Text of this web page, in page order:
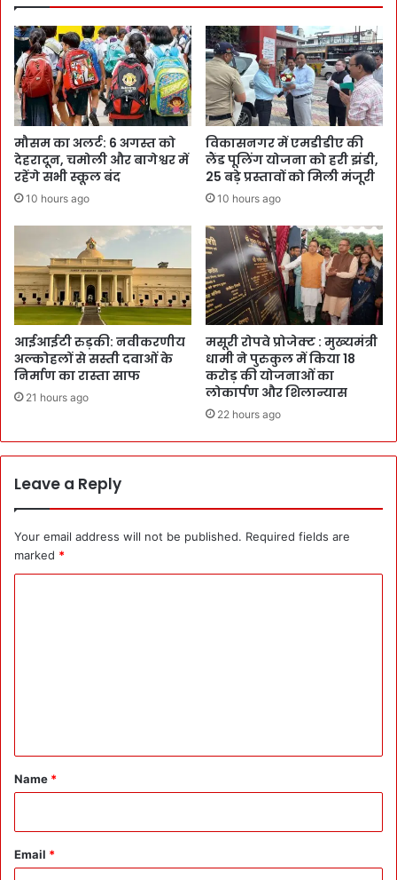
मौसम का अलर्ट: 6 अगस्त को
देहरादून, चमोली और बागेश्वर में
रहेंगे सभी स्कूल बंद
10 hours ago
विकासनगर में एमडीडीए की
लैंड पूलिंग योजना को हरी झंडी,
25 बड़े प्रस्तावों को मिली मंजूरी
10 hours ago
आईआईटी रुड़की: नवीकरणीय
अल्कोहलों से सस्ती दवाओं के
निर्माण का रास्ता साफ
21 hours ago
मसूरी रोपवे प्रोजेक्ट : मुख्‍यमंत्री
धामी ने पुरुकुल में किया 18
करोड़ की योजनाओं का
लोकार्पण और शिलान्यास
22 hours ago
Leave a Reply
Your email address will not be published. Required fields are
marked *
*
Name *
Email *